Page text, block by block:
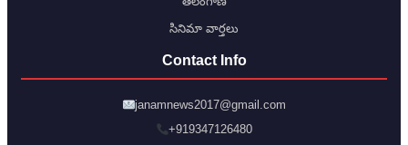
సినిమా వార్తలు
Contact Info
janamnews2017@gmail.com
+919347126480